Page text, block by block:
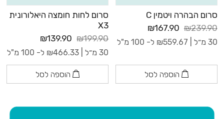
סרום הבהרה ויטמין C
₪239.90
₪167.90
30 מ״ל | ₪559.67 ל- 100 מ"ל
הוספה לסל
סרום לחות חומצה היאלורונית
X3
₪199.90
₪139.90
30 מ״ל | ₪466.33 ל- 100 מ"ל
הוספה לסל